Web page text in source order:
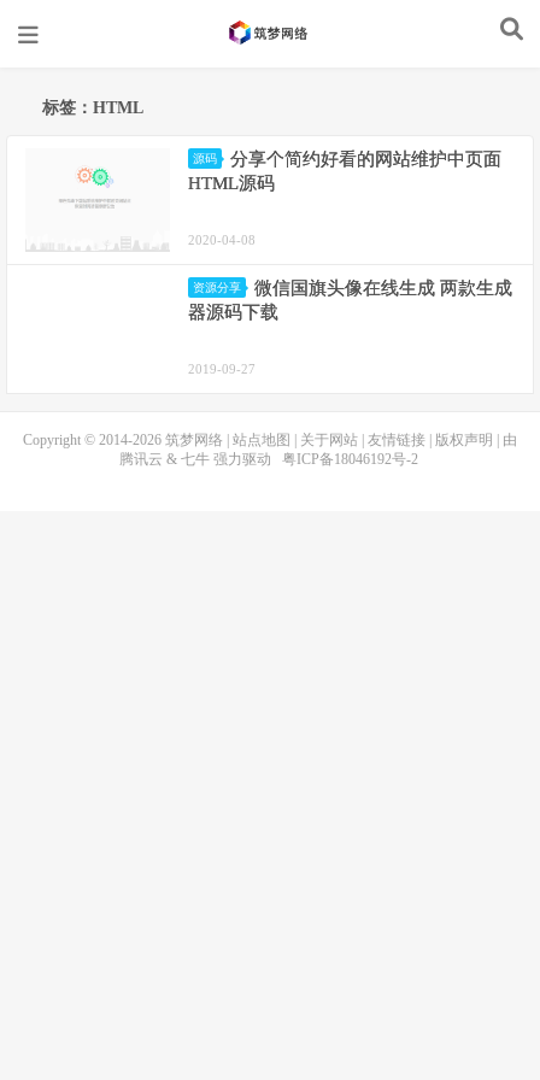
标签：HTML
源码
分享个简约好看的网站维护中页面
HTML源码
2020-04-08
资源分享
微信国旗头像在线生成 两款生成
器源码下载
2019-09-27
Copyright © 2014-2026 筑梦网络 站点地图 关于网站 友情链接 版权声明
| 由
腾讯云 & 七牛强力驱动 粤ICP备18046192号-2